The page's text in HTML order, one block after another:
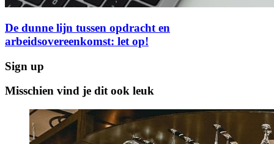
De dunne lijn tussen opdracht en
arbeidsovereenkomst: let op!
Sign up
Misschien vind je dit ook leuk